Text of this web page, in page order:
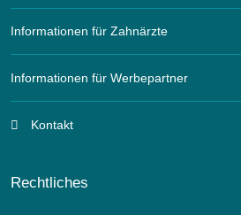
Informationen für Zahnärzte
Informationen für Werbepartner
Kontakt
Rechtliches